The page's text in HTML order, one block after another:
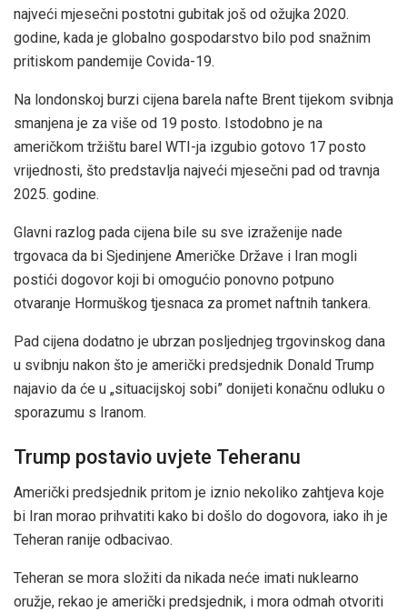
najveći mjesečni postotni gubitak još od ožujka 2020.
godine, kada je globalno gospodarstvo bilo pod snažnim
pritiskom pandemije Covida-19.
Na londonskoj burzi cijena barela nafte Brent tijekom svibnja
smanjena je za više od 19 posto. Istodobno je na
američkom tržištu barel WTI-ja izgubio gotovo 17 posto
vrijednosti, što predstavlja najveći mjesečni pad od travnja
2025. godine.
Glavni razlog pada cijena bile su sve izraženije nade
trgovaca da bi Sjedinjene Američke Države i Iran mogli
postići dogovor koji bi omogućio ponovno potpuno
otvaranje Hormuškog tjesnaca za promet naftnih tankera.
Pad cijena dodatno je ubrzan posljednjeg trgovinskog dana
u svibnju nakon što je američki predsjednik Donald Trump
najavio da će u „situacijskoj sobi” donijeti konačnu odluku o
sporazumu s Iranom.
Trump postavio uvjete Teheranu
Američki predsjednik pritom je iznio nekoliko zahtjeva koje
bi Iran morao prihvatiti kako bi došlo do dogovora, iako ih je
Teheran ranije odbacivao.
Teheran se mora složiti da nikada neće imati nuklearno
oružje, rekao je američki predsjednik, i mora odmah otvoriti